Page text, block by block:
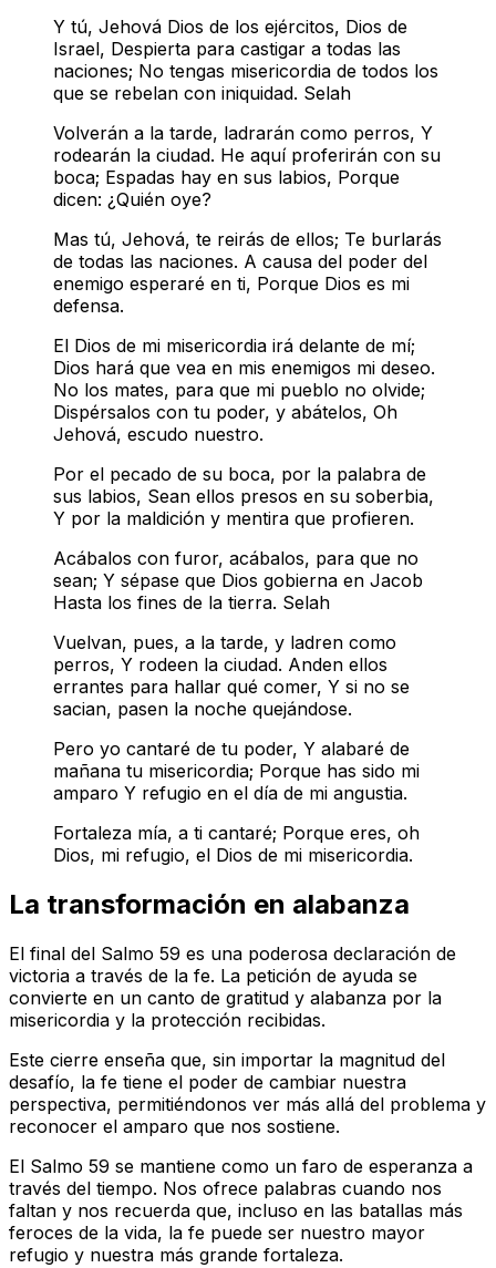
Y tú, Jehová Dios de los ejércitos, Dios de
Israel, Despierta para castigar a todas las
naciones; No tengas misericordia de todos los
que se rebelan con iniquidad. Selah
Volverán a la tarde, ladrarán como perros, Y
rodearán la ciudad. He aquí proferirán con su
boca; Espadas hay en sus labios, Porque
dicen: ¿Quién oye?
Mas tú, Jehová, te reirás de ellos; Te burlarás
de todas las naciones. A causa del poder del
enemigo esperaré en ti, Porque Dios es mi
defensa.
El Dios de mi misericordia irá delante de mí;
Dios hará que vea en mis enemigos mi deseo.
No los mates, para que mi pueblo no olvide;
Dispérsalos con tu poder, y abátelos, Oh
Jehová, escudo nuestro.
Por el pecado de su boca, por la palabra de
sus labios, Sean ellos presos en su soberbia,
Y por la maldición y mentira que profieren.
Acábalos con furor, acábalos, para que no
sean; Y sépase que Dios gobierna en Jacob
Hasta los fines de la tierra. Selah
Vuelvan, pues, a la tarde, y ladren como
perros, Y rodeen la ciudad. Anden ellos
errantes para hallar qué comer, Y si no se
sacian, pasen la noche quejándose.
Pero yo cantaré de tu poder, Y alabaré de
mañana tu misericordia; Porque has sido mi
amparo Y refugio en el día de mi angustia.
Fortaleza mía, a ti cantaré; Porque eres, oh
Dios, mi refugio, el Dios de mi misericordia.
La transformación en alabanza
El final del Salmo 59 es una poderosa declaración de
victoria a través de la fe. La petición de ayuda se
convierte en un canto de gratitud y alabanza por la
misericordia y la protección recibidas.
Este cierre enseña que, sin importar la magnitud del
desafío, la fe tiene el poder de cambiar nuestra
perspectiva, permitiéndonos ver más allá del problema y
reconocer el amparo que nos sostiene.
El Salmo 59 se mantiene como un faro de esperanza a
través del tiempo. Nos ofrece palabras cuando nos
faltan y nos recuerda que, incluso en las batallas más
feroces de la vida, la fe puede ser nuestro mayor
refugio y nuestra más grande fortaleza.